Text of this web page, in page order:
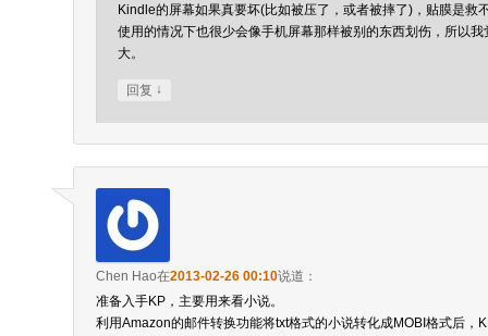
Kindle的屏幕如果真要坏(比如被压了，或者被摔了)，贴膜是救
使用的情况下也很少会像手机屏幕那样被别的东西划伤，所以
大。
回复 ↓
Chen Hao在2013-02-26 00:10说道：
准备入手KP，主要用来看小说。
利用Amazon的邮件转换功能将txt格式的小说转化成MOBI格式后，